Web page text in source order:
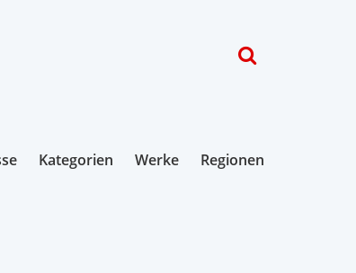
Kategorien Werke Regionen